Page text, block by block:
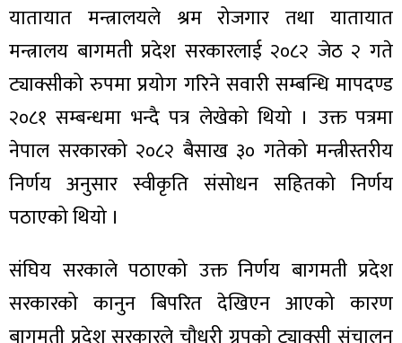
यातायात मन्त्रालयले श्रम रोजगार तथा यातायात
मन्त्रालय बागमती प्रदेश सरकारलाई २०८२ जेठ २ गते
ट्याक्सीको रुपमा प्रयोग गरिने सवारी सम्बन्धि मापदण्ड
२०८१ सम्बन्धमा भन्दै पत्र लेखेको थियो । उक्त पत्रमा
नेपाल सरकारको २०८२ बैसाख ३० गतेको मन्त्रीस्तरीय
निर्णय अनुसार स्वीकृति संसोधन सहितको निर्णय
पठाएको थियो ।
संघिय सरकाले पठाएको उक्त निर्णय बागमती प्रदेश
सरकारको कानुन बिपरित देखिएन आएको कारण